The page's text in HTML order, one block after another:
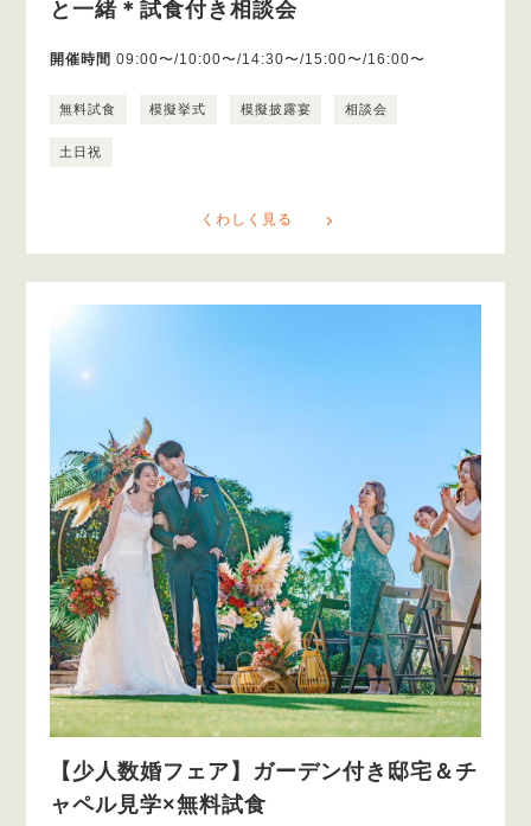
と一緒＊試食付き相談会
開催時間 09:00〜/10:00〜/14:30〜/15:00〜/16:00〜
無料試食 模擬挙式 模擬披露宴 相談会
土日祝
くわしく見る
【少人数婚フェア】ガーデン付き邸宅＆チ
ャペル見学×無料試食